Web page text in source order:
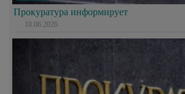
Прокуратура информирует
10.06.2026